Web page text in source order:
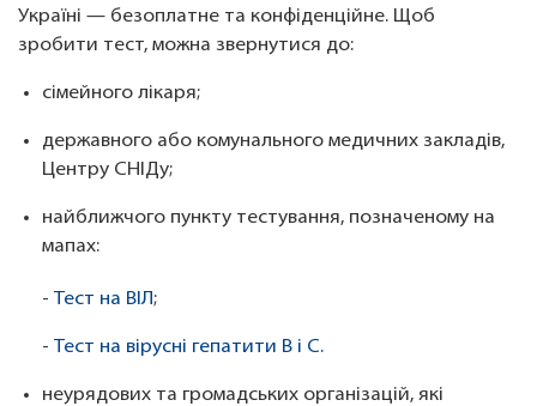
Україні — безоплатне та конфіденційне. Щоб
зробити тест, можна звернутися до:
сімейного лікаря;
державного або комунального медичних закладів,
Центру СНІДу;
найближчого пункту тестування, позначеному на
мапах:
- Тест на ВІЛ;
- Тест на вірусні гепатити В і С.
неурядових та громадських організацій, які